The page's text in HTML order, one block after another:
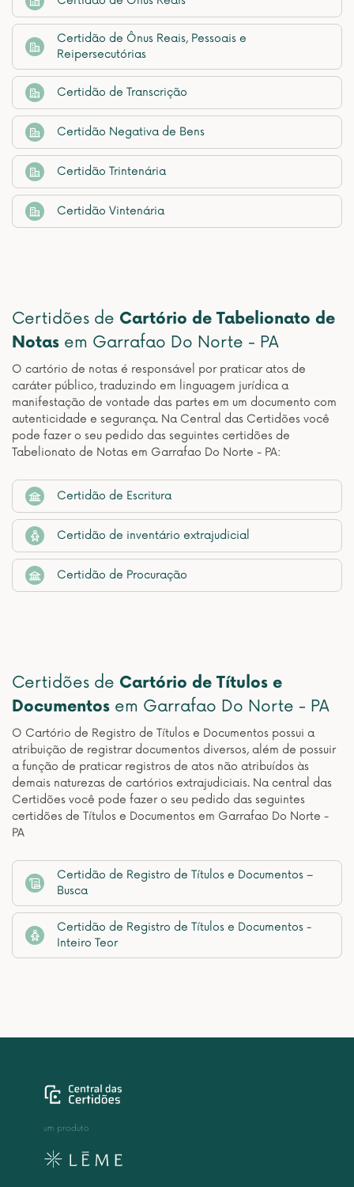
Certidão de Ônus Reais, Pessoais e
Reipersecutórias
Certidão de Transcrição
Certidão Negativa de Bens
Certidão Trintenária
Certidão Vintenária
Certidões de Cartório de Tabelionato de
Notas em Garrafao Do Norte - PA
O cartório de notas é responsável por praticar atos de
caráter público, traduzindo em linguagem jurídica a
manifestação de vontade das partes em um documento com
autenticidade e segurança. Na Central das Certidões você
pode fazer o seu pedido das seguintes certidões de
Tabelionato de Notas em Garrafao Do Norte - PA:
Certidão de Escritura
Certidão de inventário extrajudicial
Certidão de Procuração
Certidões de Cartório de Títulos e
Documentos em Garrafao Do Norte - PA
O Cartório de Registro de Títulos e Documentos possui a
atribuição de registrar documentos diversos, além de possuir
a função de praticar registros de atos não atribuídos às
demais naturezas de cartórios extrajudiciais. Na central das
Certidões você pode fazer o seu pedido das seguintes
certidões de Títulos e Documentos em Garrafao Do Norte -
PA
Certidão de Registro de Títulos e Documentos –
Busca
Certidão de Registro de Títulos e Documentos -
Inteiro Teor
um produto